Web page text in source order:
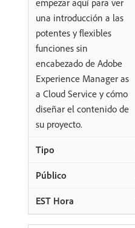
una introducción a las
potentes y flexibles
funciones sin
encabezado de Adobe
Experience Manager as
a Cloud Service y cómo
diseñar el contenido de
su proyecto.